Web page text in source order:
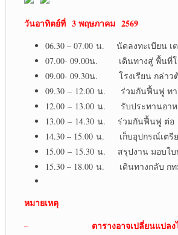
วันอาทิตย์ที่ 3 พฤษภาคม 2569
06.30 – 07.00 น. นัดลงทะเบียน เ
07.00- 09.00น. เดินทางสู่ พื้นที่โ
09.00- 09.30น. โรงเรียน กล่าว
09.30 – 12.00 น. ร่วมกันฟื้นฟู ทา
12.00 – 13.00 น. รับประทานอาห
13.00 – 14.30 น. ร่วมกันฟื้นฟู ต่อ
14.30 – 15.00 น. เก็บอุปกรณ์เตรี
15.00 – 15.30 น. สรุปงาน มอบใ
15.30 – 18.00 น. เดินทางกลับ ก
หมายเหตุ
– ตารางอาจเปลี่ยนแปล